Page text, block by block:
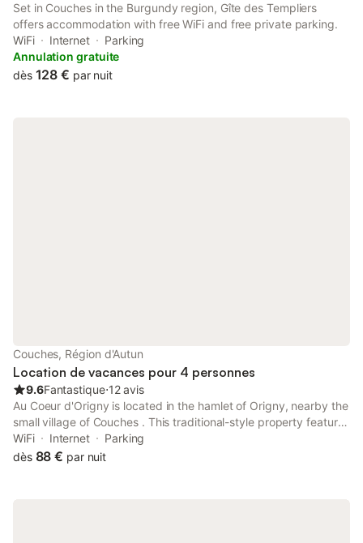
Set in Couches in the Burgundy region, Gîte des Templiers
offers accommodation with free WiFi and free private parking.
WiFi
Internet
Parking
Annulation gratuite
dès 128 € par nuit
Couches, Région d'Autun
Location de vacances pour 4 personnes
9.6Fantastique⋅12 avis
Au Coeur d'Origny is located in the hamlet of Origny, nearby the
small village of Couches . This traditional-style property features
stones, and wooden elements. Free WiFi access is available.
WiFi Internet
Parking
dès 88 € par nuit